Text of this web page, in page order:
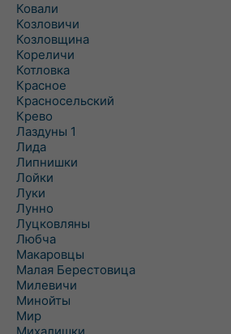
Ковали
Козловичи
Козловщина
Кореличи
Котловка
Красное
Красносельский
Крево
Лаздуны 1
Лида
Липнишки
Лойки
Луки
Лунно
Луцковляны
Любча
Макаровцы
Малая Берестовица
Милевичи
Минойты
Мир